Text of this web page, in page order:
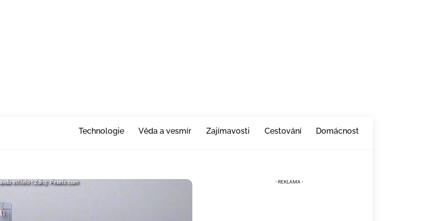
Technologie Věda a vesmír Zajímavosti Cestování Domácnost
střílelo | Zdroj: Pexels.com
střílelo | Zdroj: Pexels.com